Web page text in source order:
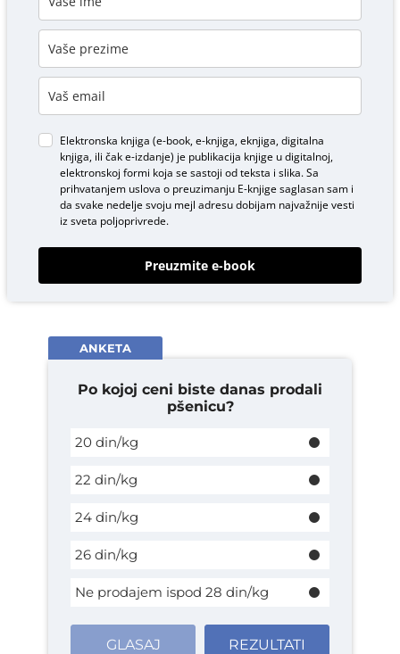
Elektronska knjiga (e-book, e-knjiga, eknjiga, digitalna
knjiga, ili čak e-izdanje) je publikacija knjige u digitalnoj,
elektronskoj formi koja se sastoji od teksta i slika. Sa
prihvatanjem uslova o preuzimanju E-knjigesaglasan sam i
da svake nedelje svoju mejl adresu dobijam najvažnije vesti
iz sveta poljoprivrede.
Preuzmite e-book
ANKETA
Po kojoj ceni biste danas prodali
pšenicu?
20 din/kg
22 din/kg
24 din/kg
26 din/kg
Ne prodajem ispod 28 din/kg
GLASAJ REZULTATI